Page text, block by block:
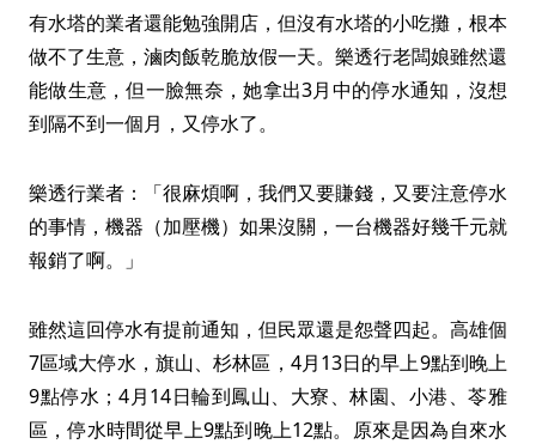
有水塔的業者還能勉強開店，但沒有水塔的小吃攤，根本
做不了生意，滷肉飯乾脆放假一天。樂透行老闆娘雖然還
能做生意，但一臉無奈，她拿出3月中的停水通知，沒想
到隔不到一個月，又停水了。
樂透行業者：「很麻煩啊，我們又要賺錢，又要注意停水
的事情，機器（加壓機）如果沒關，一台機器好幾千元就
報銷了啊。」
雖然這回停水有提前通知，但民眾還是怨聲四起。高雄個
7區域大停水，旗山、杉林區，4月13日的早上9點到晚上
9點停水；4月14日輪到鳳山、大寮、林園、小港、苓雅
區，停水時間從早上9點到晚上12點。原來是因為自來水